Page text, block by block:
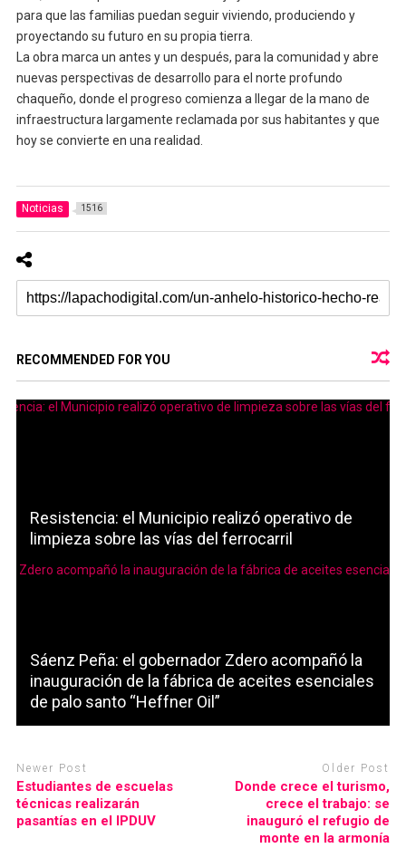
para que las familias puedan seguir viviendo, produciendo y
proyectando su futuro en su propia tierra.
La obra marca un antes y un después, para la comunidad y abre
nuevas perspectivas de desarrollo para el norte profundo
chaqueño, donde el progreso comienza a llegar de la mano de
infraestructura largamente reclamada por sus habitantes y que
hoy se convierte en una realidad.
Noticias 1516
RECOMMENDED FOR YOU
Resistencia: el Municipio realizó operativo de
limpieza sobre las vías del ferrocarril
Sáenz Peña: el gobernador Zdero acompañó la
inauguración de la fábrica de aceites esenciales
de palo santo “Heffner Oil”
Newer Post
Estudiantes de escuelas
técnicas realizarán
pasantías en el IPDUV
Older Post
Donde crece el turismo,
crece el trabajo: se
inauguró el refugio de
monte en la armonía